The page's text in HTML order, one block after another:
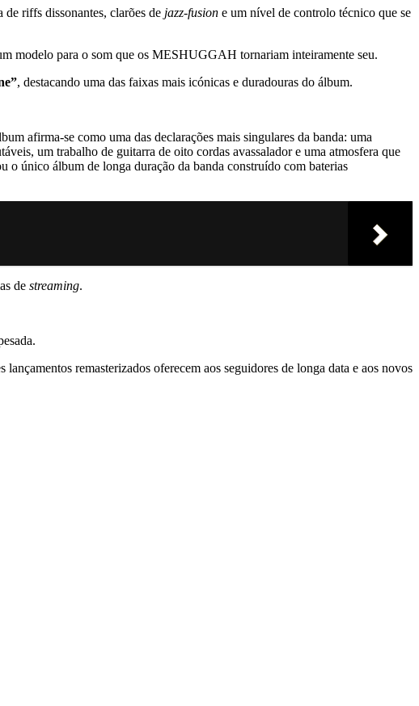
riffs dissonantes, clarões de jazz-fusion e um nível de controlo técnico que se
modelo para o som que os MESHUGGAH tornariam inteiramente seu.
, destacando uma das faixas mais icónicas e duradouras do álbum.
afirma-se como uma das declarações mais singulares da banda: uma
um trabalho de guitarra de oito cordas avassalador e uma atmosfera que
único álbum de longa duração da banda construído com baterias
de streaming.
remasterizados oferecem aos seguidores de longa data e aos novos